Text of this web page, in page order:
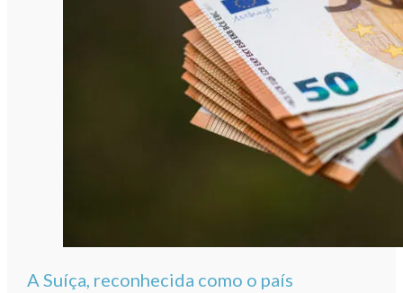
A Suíça, reconhecida como o país